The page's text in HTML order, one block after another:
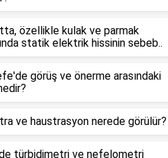
özellikle kulak ve parmak
statik elektrik hissinin sebeb..
görüş ve önerme arasındaki
ve haustrasyon nerede görülür?
türbidimetri ve nefelometri